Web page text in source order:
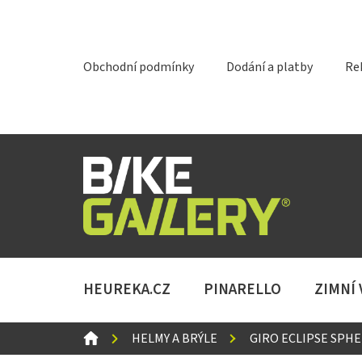
Obchodní podmínky Dodání a platby
HEUREKA.CZ PINARELLO ZIMNÍ
DOMŮHELMY A BRÝLE GIRO ECLIPSE